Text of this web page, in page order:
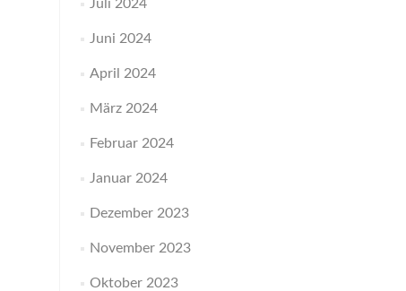
Juli 2024
Juni 2024
April 2024
März 2024
Februar 2024
Januar 2024
Dezember 2023
November 2023
Oktober 2023